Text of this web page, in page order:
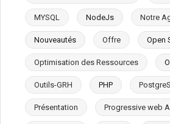
MYSQL NodeJs Notre
Nouveautés Offre Open
Optimisation des Ressources
Outils-GRH PHP
Présentation Progressive web